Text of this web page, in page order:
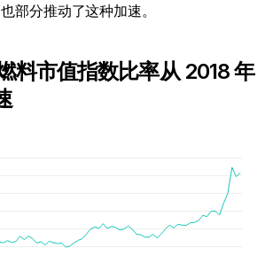
部分推动了这种加速。
料市值指数比率从 2018 年